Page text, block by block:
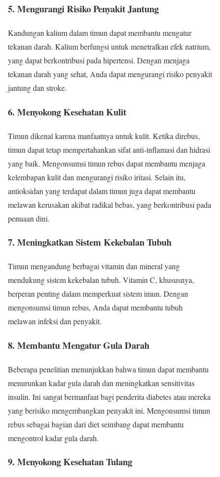
5. Mengurangi Risiko Penyakit Jantung
Kandungan kalium dalam timun dapat membantu mengatur
tekanan darah. Kalium berfungsi untuk menetralkan efek natrium,
yang dapat berkontribusi pada hipertensi. Dengan menjaga
tekanan darah yang sehat, Anda dapat mengurangi risiko penyakit
jantung dan stroke.
6. Menyokong Kesehatan Kulit
Timun dikenal karena manfaatnya untuk kulit. Ketika direbus,
timun dapat tetap mempertahankan sifat anti-inflamasi dan hidrasi
yang baik. Mengonsumsi timun rebus dapat membantu menjaga
kelembapan kulit dan mengurangi risiko iritasi. Selain itu,
antioksidan yang terdapat dalam timun juga dapat membantu
melawan kerusakan akibat radikal bebas, yang berkontribusi pada
penuaan dini.
7. Meningkatkan Sistem Kekebalan Tubuh
Timun mengandung berbagai vitamin dan mineral yang
mendukung sistem kekebalan tubuh. Vitamin C, khususnya,
berperan penting dalam memperkuat sistem imun. Dengan
mengonsumsi timun rebus, Anda dapat membantu tubuh
melawan infeksi dan penyakit.
8. Membantu Mengatur Gula Darah
Beberapa penelitian menunjukkan bahwa timun dapat membantu
menurunkan kadar gula darah dan meningkatkan sensitivitas
insulin. Ini sangat bermanfaat bagi penderita diabetes atau mereka
yang berisiko mengembangkan penyakit ini. Mengonsumsi timun
rebus sebagai bagian dari diet seimbang dapat membantu
mengontrol kadar gula darah.
9. Menyokong Kesehatan Tulang